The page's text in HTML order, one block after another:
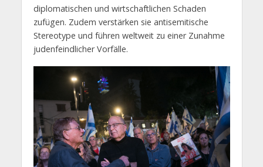
diplomatischen und wirtschaftlichen Schaden
zufügen. Zudem verstärken sie antisemitische
Stereotype und führen weltweit zu einer Zunahme
judenfeindlicher Vorfälle.